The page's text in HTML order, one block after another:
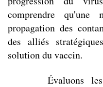
comprendre
propagation des
des alliés
solution du vaccin.
Évaluons les